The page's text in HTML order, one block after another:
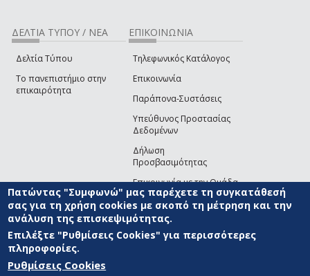
ΔΕΛΤΙΑ ΤΥΠΟΥ / ΝΕΑ
Δελτία Τύπου
Το πανεπιστήμιο στην
επικαιρότητα
ΕΠΙΚΟΙΝΩΝΙΑ
Τηλεφωνικός Κατάλογος
Επικοινωνία
Παράπονα-Συστάσεις
Υπεύθυνος Προστασίας
Δεδομένων
Δήλωση
Προσβασιμότητας
Επικοινωνία με την Ομάδα
Ανάπτυξης του site(link sends e-mail)
© ΠΑΝΕΠΙΣΤΗΜΙΟ ΑΙΓΑΙΟΥ ΟΡΟΙ ΧΡΗΣΗΣ
ΑΝΑΠΤΥΞΗΣ
Πατώντας "Συμφωνώ" μας παρέχετε τη συγκατάθεσή
σας για τη χρήση cookies με σκοπό τη μέτρηση και την
ανάλυση της επισκεψιμότητας.
Επιλέξτε "Ρυθμίσεις Cookies" για περισσότερες
πληροφορίες.
Ρυθμίσεις Cookies